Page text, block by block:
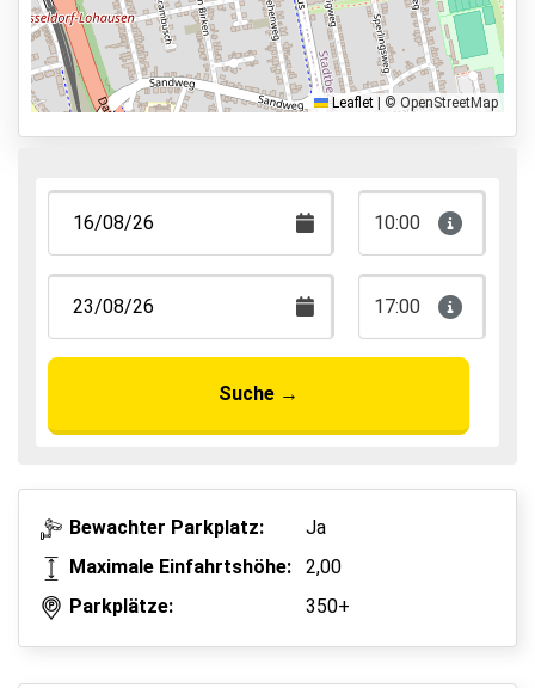
Parkmöglichkeiten
Shuttle Parken
Valet Parken
Park & Walk
Leaflet © OpenStreetMap
10:00
17:00
Suche →
Bewachter Parkplatz:
Ja
Maximale Einfahrtshöhe:
2,00
Parkplätze:
350+